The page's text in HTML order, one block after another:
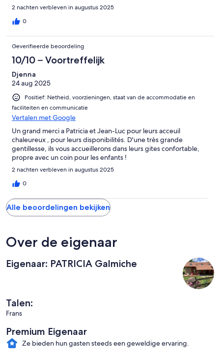
2 nachten verbleven in augustus 2025
0
Geverifieerde beoordeling
10/10 – Voortreffelijk
Djenna
24 aug 2025
Positief: Netheid, voorzieningen, staat van de accommodatie en
faciliteiten en communicatie
Vertalen met Google
Un grand merci a Patricia et Jean-Luc pour leurs acceuil
chaleureux , pour leurs disponibilités. D'une très grande
gentillesse, ils vous accueillerons dans leurs gites confortable,
propre avec un coin pour les enfants !
2 nachten verbleven in augustus 2025
0
Alle beoordelingen bekijken
Over de eigenaar
Eigenaar: PATRICIA Galmiche
Talen:
Frans
Premium Eigenaar
Ze bieden hun gasten steeds een geweldige ervaring.